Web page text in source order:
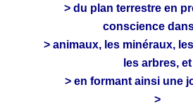
> du plan terrestre en
conscience
> animaux, les minéraux,
les arbres, et
> en formant ainsi une
>